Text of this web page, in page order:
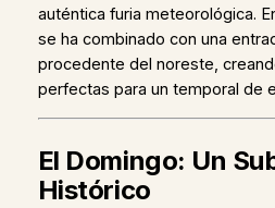
auténtica furia meteorológica.
se ha combinado con una
procedente del noreste,
perfectas para un temporal de
El Domingo: Un
Histórico